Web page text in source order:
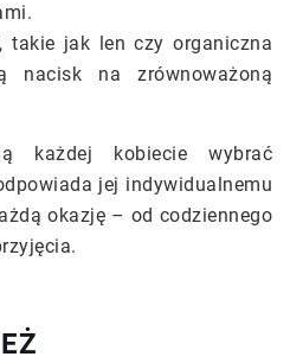
takie jak len czy organiczna
nacisk na zrównoważoną
każdej kobiecie wybrać
jej indywidualnemu
okazję – od codziennego